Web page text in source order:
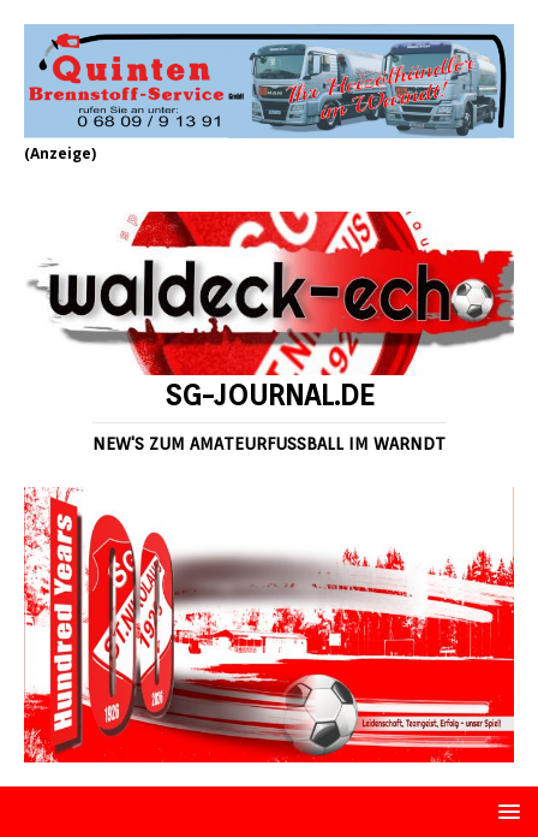
(Anzeige)
SG-JOURNAL.DE
NEW'S ZUM AMATEURFUSSBALL IM WARNDT